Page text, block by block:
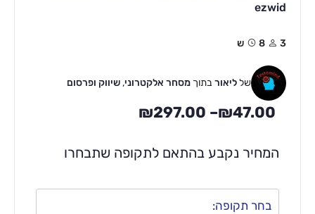
ezwid
3 8ש
שלליאורבתוך מסחר אלקטרוני,שיווק ופרסום
₪47.00
–
₪297.00
המחיר נקבע בהתאם לתקופה שתבחרו
בחר תקופה: